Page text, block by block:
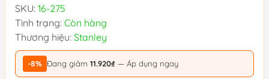
SKU: 16-275
Tình trạng: Còn hàng
Thương hiệu: Stanley
-8% Đang giảm 11.920₫ — Áp dụng ngay